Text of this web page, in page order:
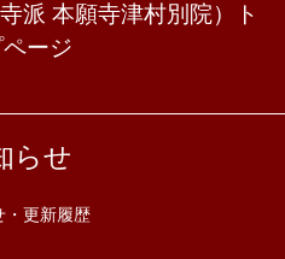
派 本願寺津村別院）ト
ページ
らせ
・更新履歴